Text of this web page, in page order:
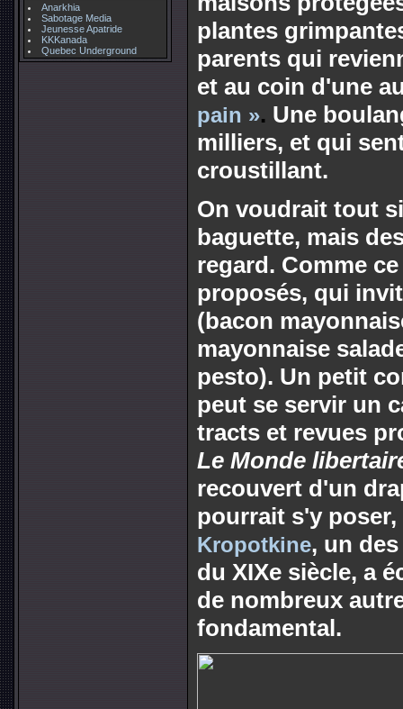
Anarkhia
Sabotage Media
Jeunesse Apatride
KKKanada
Quebec Underground
plantes
parents qui
et au coin d'une
pain ». Une
milliers, et qui
croustillant.
On voudrait tout
baguette, mais
regard. Comme
proposés, qui
(bacon
mayonnaise
pesto). Un petit
peut se servir un
tracts et revues
Le Monde
recouvert d'un
pourrait s'y
Kropotkine, un
du XIXe siècle, a
de nombreux
fondamental.